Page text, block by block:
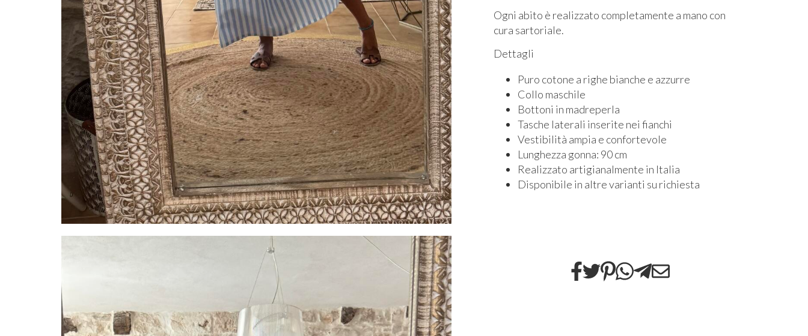
Ogni abito è realizzato completamente a mano con
cura sartoriale.
Dettagli
Puro cotone a righe bianche e azzurre
Collo maschile
Bottoni in madreperla
Tasche laterali inserite nei fianchi
Vestibilità ampia e confortevole
Lunghezza gonna: 90 cm
Realizzato artigianalmente in Italia
Disponibile in altre varianti su richiesta